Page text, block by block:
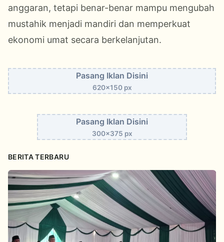
anggaran, tetapi benar-benar mampu mengubah
mustahik menjadi mandiri dan memperkuat
ekonomi umat secara berkelanjutan.
Pasang Iklan Disini
620x150 px
Pasang Iklan Disini
300x375 px
BERITA TERBARU